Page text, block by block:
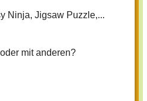
Ninja, Jigsaw Puzzle,...
mit anderen?